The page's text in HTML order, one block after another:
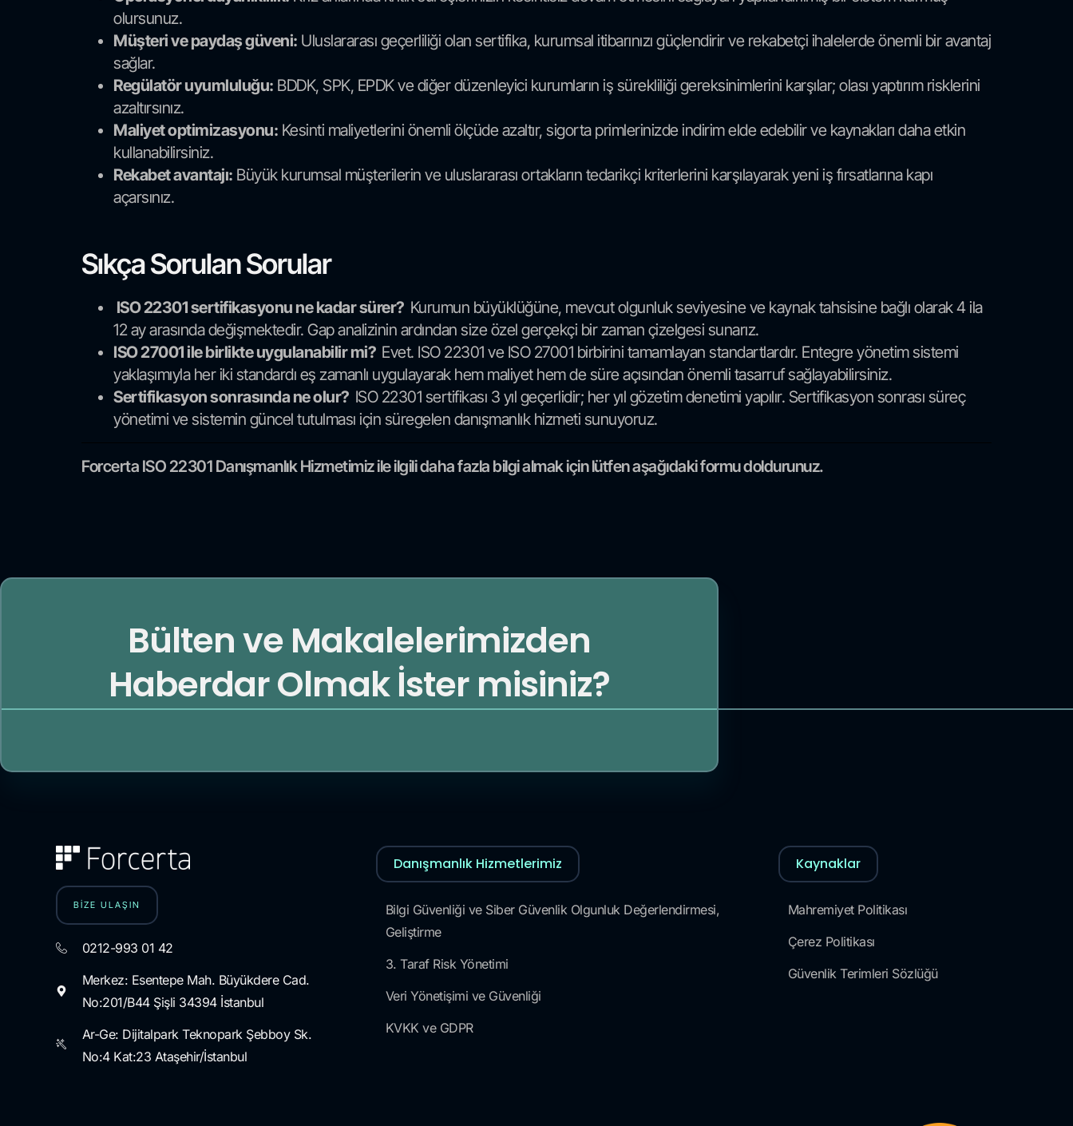
olursunuz.
Müşteri ve paydaş güveni: Uluslararası geçerliliği olan sertifika, kurumsal itibarınızı güçlendirir ve rekabetçi ihalelerde önemli bir avantaj
sağlar.
Regülatör uyumluluğu: BDDK, SPK, EPDK ve diğer düzenleyici kurumların iş sürekliliği gereksinimlerini karşılar; olası yaptırım risklerini
azaltırsınız.
Maliyet optimizasyonu: Kesinti maliyetlerini önemli ölçüde azaltır, sigorta primlerinizde indirim elde edebilir ve kaynakları daha etkin
kullanabilirsiniz.
Rekabet avantajı: Büyük kurumsal müşterilerin ve uluslararası ortakların tedarikçi kriterlerini karşılayarak yeni iş fırsatlarına kapı
açarsınız.
Sıkça Sorulan Sorular
ISO 22301 sertifikasyonu ne kadar sürer? Kurumun büyüklüğüne, mevcut olgunluk seviyesine ve kaynak tahsisine bağlı olarak 4 ila
12 ay arasında değişmektedir. Gap analizinin ardından size özel gerçekçi bir zaman çizelgesi sunarız.
ISO 27001 ile birlikte uygulanabilir mi? Evet. ISO 22301 ve ISO 27001 birbirini tamamlayan standartlardır. Entegre yönetim sistemi
yaklaşımıyla her iki standardı eş zamanlı uygulayarak hem maliyet hem de süre açısından önemli tasarruf sağlayabilirsiniz.
Sertifikasyon sonrasında ne olur? ISO 22301 sertifikası 3 yıl geçerlidir; her yıl gözetim denetimi yapılır. Sertifikasyon sonrası süreç
yönetimi ve sistemin güncel tutulması için süregelen danışmanlık hizmeti sunuyoruz.
Forcerta ISO 22301 Danışmanlık Hizmetimiz ile ilgili daha fazla bilgi almak için lütfen aşağıdaki formu doldurunuz.
Bülten ve Makalelerimizden
Haberdar Olmak İster misiniz?
BİZE ULAŞIN
0212-993 01 42
Merkez: Esentepe Mah. Büyükdere Cad.
No:201/B44 Şişli 34394 İstanbul
Ar-Ge: Dijitalpark Teknopark Şebboy Sk.
No:4 Kat:23 Ataşehir/İstanbul
Danışmanlık Hizmetlerimiz
Bilgi Güvenliği ve Siber Güvenlik Olgunluk Değerlendirmesi,
Geliştirme
3. Taraf Risk Yönetimi
Veri Yönetişimi ve Güvenliği
KVKK ve GDPR
Kaynaklar
Mahremiyet Politikası
Çerez Politikası
Güvenlik Terimleri Sözlüğü